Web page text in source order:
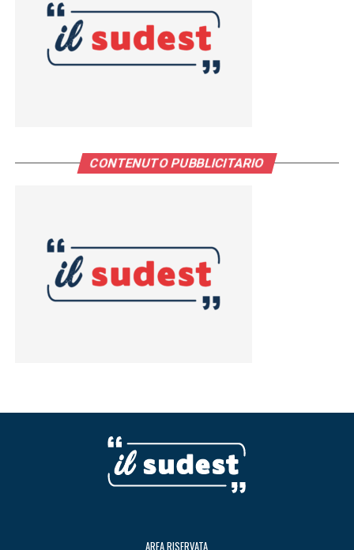
CONTENUTO PUBBLICITARIO
AREA RISERVATA